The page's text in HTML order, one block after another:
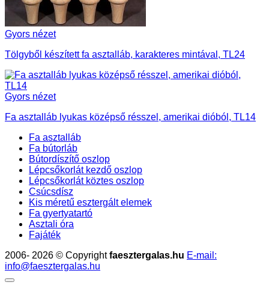
Gyors nézet
Tölgyből készített fa asztalláb, karakteres mintával, TL24
Gyors nézet
Fa asztalláb lyukas középső résszel, amerikai dióból, TL14
Fa asztalláb
Fa bútorláb
Bútordíszítő oszlop
Lépcsőkorlát kezdő oszlop
Lépcsőkorlát köztes oszlop
Csúcsdísz
Kis méretű esztergált elemek
Fa gyertyatartó
Asztali óra
Fajáték
2006- 2026 © Copyrightfaesztergalas.hu E-mail:
info@faesztergalas.hu